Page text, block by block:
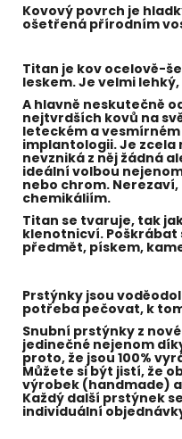
Kovový povrch je
ošetřená přírodním
Titan je kov ocelově-
leskem. Je velmi
A hlavně neskutečně
nejtvrdších kovů na
leteckém a
implantologii. Je zcela
nevzniká z něj žádná
ideální volbou
nebo chrom.
chemikáliím.
Titan se tvaruje, tak
klenotnicví. Poškrábat
předmět, pískem,
Prstýnky jsou
potřeba pečovat, k
Snubní prstýnky z
jedinečné nejenom
proto, že jsou 100%
Můžete si být jistí, že
výrobek (handmade)
Každý další prstýnek
individuální